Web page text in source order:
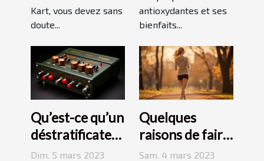
Kart, vous devez sans
doute...
antioxydantes et ses
bienfaits...
Qu’est-ce qu’un
déstratificateur
?
Dim. 5 mars 2023
Quelques
raisons de faire
du sport
Sam. 4 mars 2023